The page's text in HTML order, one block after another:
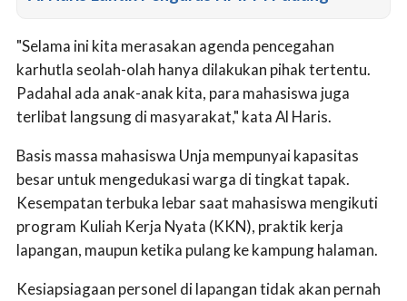
"Selama ini kita merasakan agenda pencegahan
karhutla seolah-olah hanya dilakukan pihak tertentu.
Padahal ada anak-anak kita, para mahasiswa juga
terlibat langsung di masyarakat," kata Al Haris.
Basis massa mahasiswa Unja mempunyai kapasitas
besar untuk mengedukasi warga di tingkat tapak.
Kesempatan terbuka lebar saat mahasiswa mengikuti
program Kuliah Kerja Nyata (KKN), praktik kerja
lapangan, maupun ketika pulang ke kampung halaman.
Kesiapsiagaan personel di lapangan tidak akan pernah